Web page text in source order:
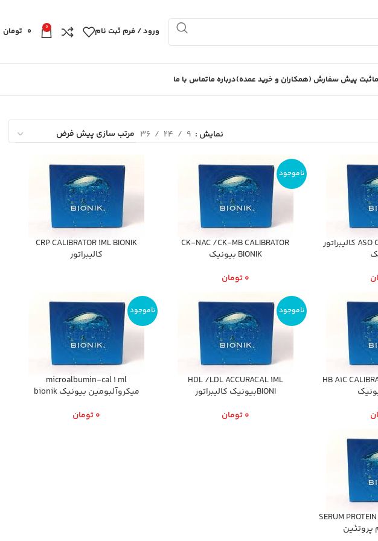
ورود / فرم ثبت نام 0
0 تومان
ثبت پیش سفارش (همکاران و خرید عمده)درباره ماتماس با ما
نمایش 9
24
36
ASO CALIBRATOR BIONIC كاليبراتور
ناموجود
CK-NAC /CK-MB CALIBRATOR
BIONIK بيونيك
0 تومان
CRP CALIBRATOR 1ML BIONIK
كاليبراتور
HB A1C
ناموجود
HDL /LDL ACCURACAL 1ML
BIONIبيونيك كاليبراتور
0 تومان
ناموجود
microalbumin-cal 1 ml
ميكروآلبومين بيونيك bionik
0تومان
SERUM
پروتئين